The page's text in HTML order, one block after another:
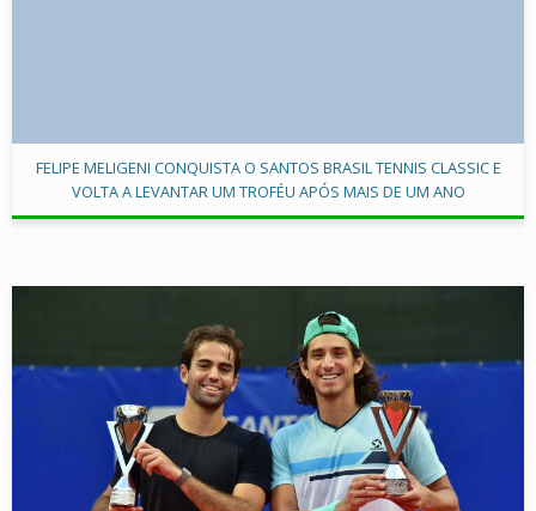
FELIPE MELIGENI CONQUISTA O SANTOS BRASIL TENNIS CLASSIC E
VOLTA A LEVANTAR UM TROFÉU APÓS MAIS DE UM ANO